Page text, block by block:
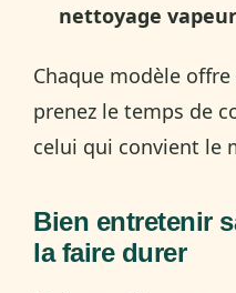
nettoyage vapeur
Chaque modèle
prenez le temps de
celui qui convient le
Bien entretenir
la faire durer